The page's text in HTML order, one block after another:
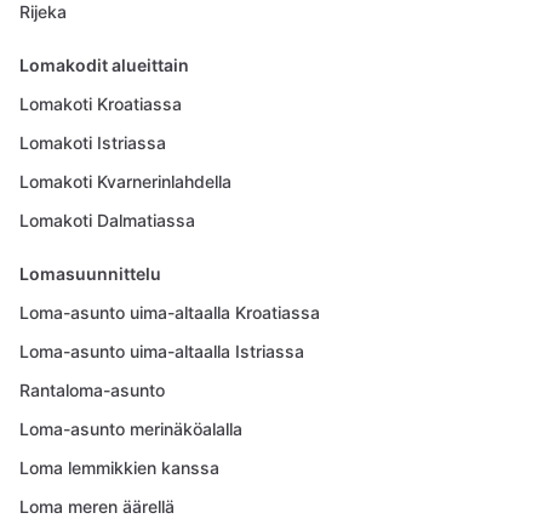
Rijeka
Lomakodit alueittain
Lomakoti Kroatiassa
Lomakoti Istriassa
Lomakoti Kvarnerinlahdella
Lomakoti Dalmatiassa
Lomasuunnittelu
Loma-asunto uima-altaalla Kroatiassa
Loma-asunto uima-altaalla Istriassa
Rantaloma-asunto
Loma-asunto merinäköalalla
Loma lemmikkien kanssa
Loma meren äärellä